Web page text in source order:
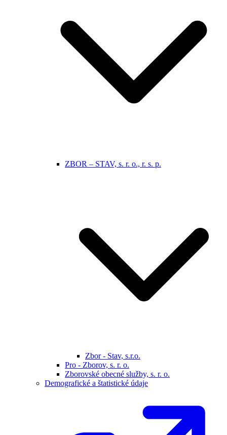
ZBOR – STAV, s. r. o., r. s. p.
Zbor - Stav, s.r.o.
Pro - Zborov, s. r. o.
Zborovské obecné služby, s. r. o.
Demografické a štatistické údaje